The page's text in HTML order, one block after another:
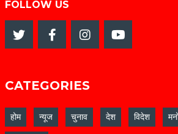
FOLLOW US
CATEGORIES
होम न्यूज चुनाव देश विदेश